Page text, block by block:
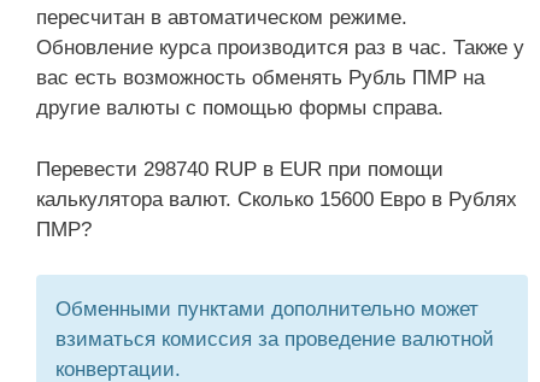
пересчитан в автоматическом режиме.
Обновление курса производится раз в час. Также у
вас есть возможность обменять Рубль ПМР на
другие валюты с помощью формы справа.
Перевести 298740 RUP в EUR при помощи
калькулятора валют. Сколько 15600 Евро в Рублях
ПМР?
Обменными пунктами дополнительно может
взиматься комиссия за проведение валютной
конвертации.